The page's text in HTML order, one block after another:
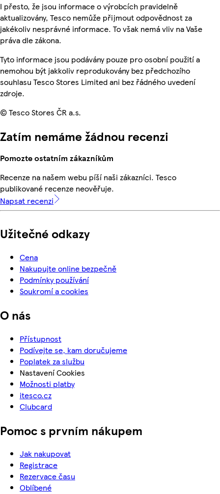
I přesto, že jsou informace o výrobcích pravidelně
aktualizovány, Tesco nemůže přijmout odpovědnost za
jakékoliv nesprávné informace. To však nemá vliv na Vaše
práva dle zákona.
Tyto informace jsou podávány pouze pro osobní použití a
nemohou být jakkoliv reprodukovány bez předchozího
souhlasu Tesco Stores Limited ani bez řádného uvedení
zdroje.
© Tesco Stores ČR a.s.
Zatím nemáme žádnou recenzi
Pomozte ostatním zákazníkům
Recenze na našem webu píší naši zákazníci. Tesco
publikované recenze neověřuje.
Napsat recenzi
Užitečné odkazy
Cena
Nakupujte online bezpečně
Podmínky používání
Soukromí a cookies
O nás
Přístupnost
Podívejte se, kam doručujeme
Poplatek za službu
Nastavení Cookies
Možnosti platby
itesco.cz
Clubcard
Pomoc s prvním nákupem
Jak nakupovat
Registrace
Rezervace času
Oblíbené